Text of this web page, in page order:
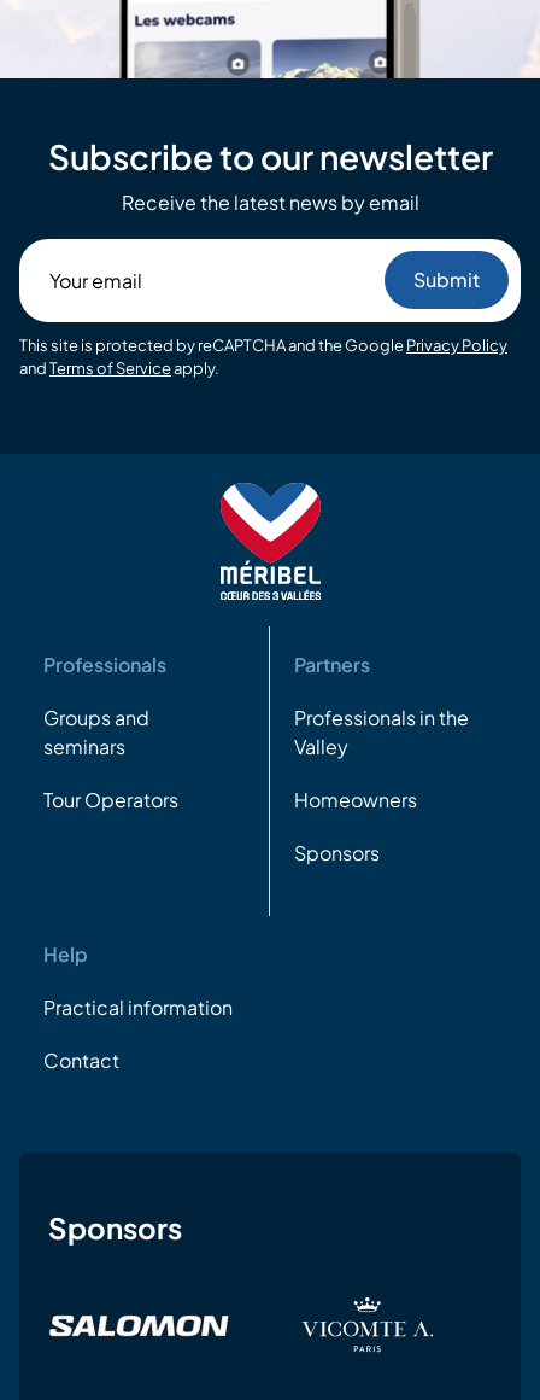
Subscribe to our newsletter
Receive the latest news by email
email
This site is protected by reCAPTCHA and the GooglePrivacy Policy
andTerms of Serviceapply.
Professionals
Groups and
seminars
Tour Operators
Partners
Professionals in the
Valley
Homeowners
Sponsors
Help
Practical information
Contact
Sponsors